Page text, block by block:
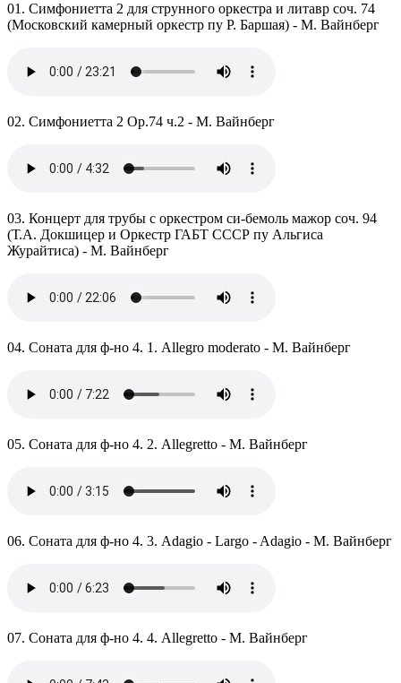
01. Симфониетта 2 для струнного оркестра и литавр соч. 74
(Московский камерный оркестр пу Р. Баршая) - М. Вайнберг
02. Симфониетта 2 Op.74 ч.2 - М. Вайнберг
03. Концерт для трубы с оркестром си-бемоль мажор соч. 94
(Т.А. Докшицер и Оркестр ГАБТ СССР пу Альгиса
Журайтиса) - М. Вайнберг
04. Соната для ф-но 4. 1. Allegro moderato - М. Вайнберг
05. Соната для ф-но 4. 2. Allegretto - М. Вайнберг
06. Соната для ф-но 4. 3. Adagio - Largo - Adagio - М. Вайнберг
07. Соната для ф-но 4. 4. Allegretto - М. Вайнберг